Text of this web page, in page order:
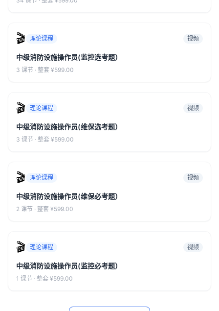
🎬 理论课程 视频
中级消防设施操作员(监控选考题）
3 课节 · 整套 ¥599.00
🎬 理论课程 视频
中级消防设施操作员(维保选考题）
3 课节 · 整套 ¥599.00
🎬 理论课程 视频
中级消防设施操作员(维保必考题）
2 课节 · 整套 ¥599.00
🎬 理论课程 视频
中级消防设施操作员(监控必考题）
1 课节 · 整套 ¥599.00